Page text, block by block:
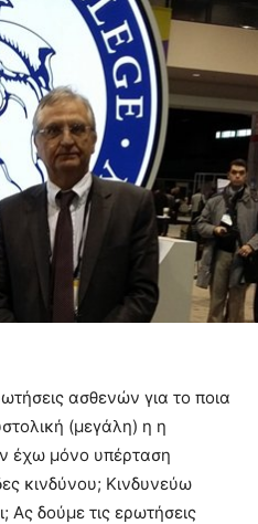
ασθενών για το ποια
(μεγάλη) η η
έχω μόνο υπέρταση
κινδύνου; Κινδυνεύω
δούμε τις ερωτήσεις